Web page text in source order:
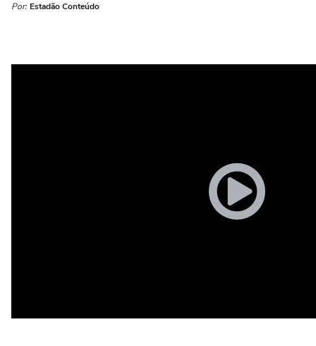
Por: Estadão Conteúdo